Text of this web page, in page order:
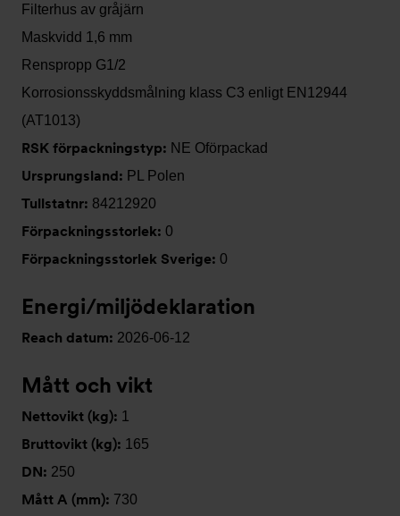
Filterhus av gråjärn
Maskvidd 1,6 mm
Renspropp G1/2
Korrosionsskyddsmålning klass C3 enligt EN12944
(AT1013)
RSK förpackningstyp: NE Oförpackad
Ursprungsland: PL Polen
Tullstatnr: 84212920
Förpackningsstorlek: 0
Förpackningsstorlek Sverige: 0
Energi/miljödeklaration
Reach datum: 2026-06-12
Mått och vikt
Nettovikt (kg): 1
Bruttovikt (kg): 165
DN: 250
Mått A (mm): 730